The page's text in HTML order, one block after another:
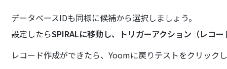
データベースIDも同様に候補から選択しましょう。
設定したらSPIRALに移動し、トリガーアクション（レコ
レコード作成ができたら、Yoomに戻りテストをクリック